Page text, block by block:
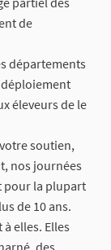
de
départements
déploiement
éleveurs de le
soutien,
nos journées
pour la plupart
de 10 ans.
elles. Elles